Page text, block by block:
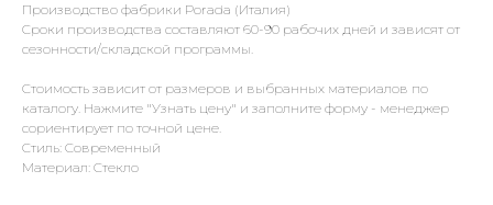
Производство фабрики Porada (Италия)
Сроки производства составляют 60-90 рабочих дней и зависят от
сезонности/складской программы.
Стоимость зависит от размеров и выбранных материалов по
каталогу. Нажмите "Узнать цену" и заполните форму - менеджер
сориентирует по точной цене.
Стиль: Современный
Материал: Стекло